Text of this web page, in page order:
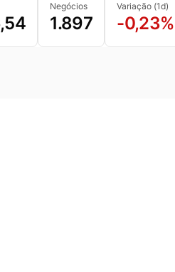
Negócios
1.897
Variação (1d)
-0,23%